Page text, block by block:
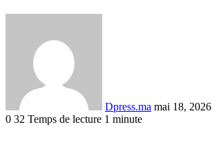
Dpress.ma mai 18, 2026
0 32 Temps de lecture 1 minute